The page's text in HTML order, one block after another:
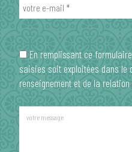
votre e-mail *
En remplissant ce
saisies soit exploitées dans le
renseignement et de la